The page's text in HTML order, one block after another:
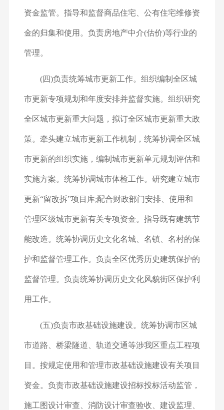
资金监管。指导和监督商品住宅、公有住宅维修资
金的归集和使用。负责房地产中介(估价)等行业的
管理。
(四)负责统筹城市更新工作。组织编制全区城
市更新专项规划和年度安排并监督实施。组织研究
全区城市更新重大问题，拟订全区城市更新重大政
策。牵头建立城市更新工作机制，统筹协调全区城
市更新的组织实施，编制城市更新单元规划评估和
实施方案。统筹协调城市体检工作。研究建立城市
更新“留改拆”项目库;配合财政部门安排、使用和
管理区级城市更新有关专项资金。指导既有建筑节
能改造。统筹协调历史文化名城、名镇、名村的保
护和监督管理工作。负责全区优秀历史建筑保护的
监督管理。负责统筹协调历史文化风貌街区保护利
用工作。
(五)负责市政基础设施建设。统筹协调市区城
市道路、桥梁隧道、轨道交通等涉我区重点工程项
目。按规定使用和管理市政基础设施建设有关项目
资金。负责市政基础设施建设招标投标活动监管，
施工图设计审查、消防设计审查验收、建设监理、